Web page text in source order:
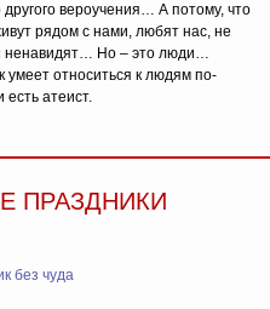
вероучения… А потому, что
рядом с нами, любят нас, не
ненавидят… Но – это люди…
умеет относиться к людям по-
есть атеист.
ПРАЗДНИКИ
без чуда